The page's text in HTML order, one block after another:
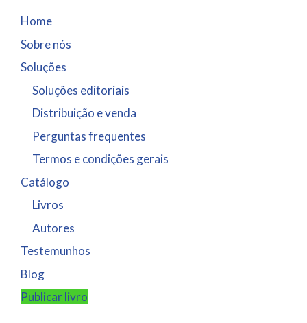
Home
Sobre nós
Soluções
Soluções editoriais
Distribuição e venda
Perguntas frequentes
Termos e condições gerais
Catálogo
Livros
Autores
Testemunhos
Blog
Publicar livro